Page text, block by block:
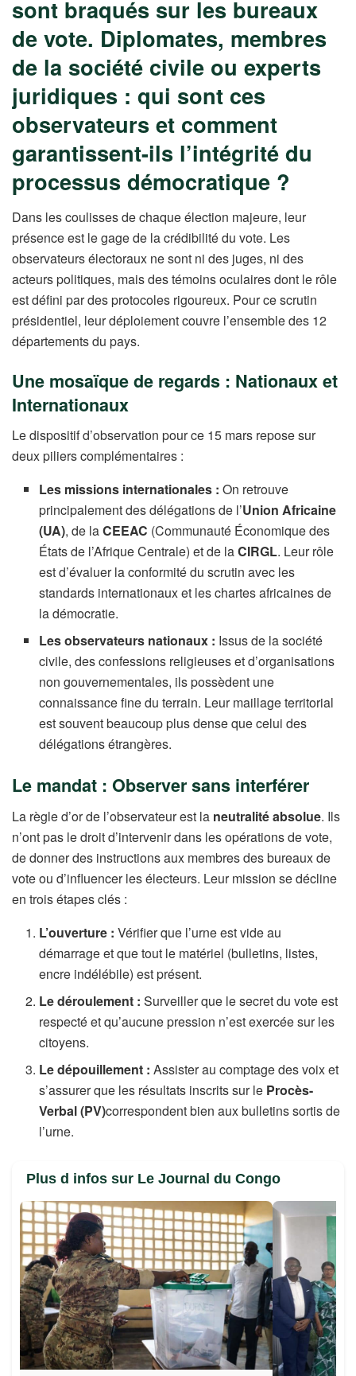
sont braqués sur les bureaux
de vote. Diplomates, membres
de la société civile ou experts
juridiques : qui sont ces
observateurs et comment
garantissent-ils l’intégrité du
processus démocratique ?
Dans les coulisses de chaque élection majeure, leur
présence est le gage de la crédibilité du vote. Les
observateurs électoraux ne sont ni des juges, ni des
acteurs politiques, mais des témoins oculaires dont le rôle
est défini par des protocoles rigoureux. Pour ce scrutin
présidentiel, leur déploiement couvre l’ensemble des 12
départements du pays.
Une mosaïque de regards : Nationaux et
Internationaux
Le dispositif d’observation pour ce 15 mars repose sur
deux piliers complémentaires :
Les missions internationales : On retrouve
principalement des délégations de l’Union Africaine
(UA), de laCEEAC (Communauté Économique des
États de l’Afrique Centrale) et de laCIRGL. Leur rôle
est d’évaluer la conformité du scrutin avec les
standards internationaux et les chartes africaines de
la démocratie.
Les observateurs nationaux : Issus de la société
civile, des confessions religieuses et d’organisations
non gouvernementales, ils possèdent une
connaissance fine du terrain. Leur maillage territorial
est souvent beaucoup plus dense que celui des
délégations étrangères.
Le mandat : Observer sans interférer
La règle d’or de l’observateur est la neutralité absolue. Ils
n’ont pas le droit d’intervenir dans les opérations de vote,
de donner des instructions aux membres des bureaux de
vote ou d’influencer les électeurs. Leur mission se décline
en trois étapes clés :
L’ouverture : Vérifier que l’urne est vide au
démarrage et que tout le matériel (bulletins, listes,
encre indélébile) est présent.
Le déroulement : Surveiller que le secret du vote est
respecté et qu’aucune pression n’est exercée sur les
citoyens.
Le dépouillement : Assister au comptage des voix et
s’assurer que les résultats inscrits sur le Procès-
Verbal (PV)correspondent bien aux bulletins sortis de
l’urne.
Plus d infos sur Le Journal du Congo